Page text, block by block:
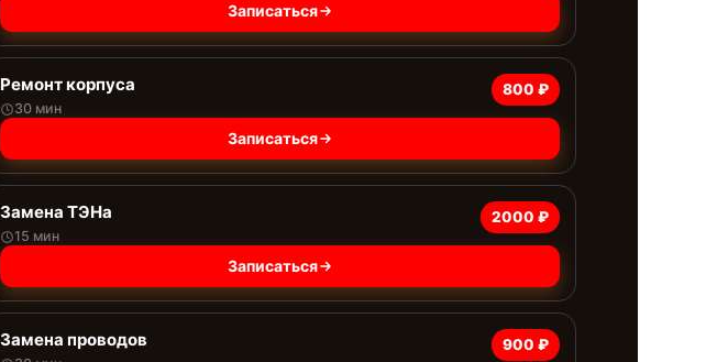
Записаться
Ремонт корпуса
30 мин
800 ₽
Записаться
Замена ТЭНа
15 мин
2000 ₽
Записаться
Замена проводов 900 ₽